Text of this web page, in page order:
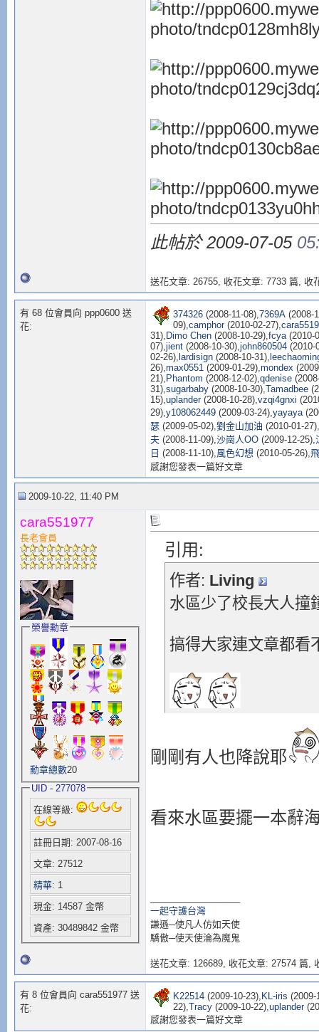
此帖於 2009-07-05
送花文章: 26755, 收花文章: 7733 篇, 收
有 68 位會員向 ppp0600 送
花:
374326(2008-11-08),7369A(2008-
09),camphor(2010-02-27),
31), Dimo Chen(2008-10-29),fcya(2010-
07),jient(2008-10-30),john860504(2010-
02-26), lardisign(2008-10-31),
26),max0551(2009-01-29),mondex
21), Phantom (2008-12-02),qdenise
31),sugarbaby(2008-10-30),Tamadbee
15),uplander(2008-10-28),vzqi4gnxi
29),y108062449(2009-03-24),yayaya
瑟(2009-05-02),劉金山加油 (2010-01-27),
夫(2008-11-09),沙崗人OO(2009-12-25),
日 (2008-11-10),風色幻想 (2010-05-26),
感謝您發表一篇好文章
2009-10-22, 11:40 PM
cara551977
長老會員
榮譽勳章
勳章總數20
UID - 277078
在線等級:
註冊日期: 2007-08-16
文章: 27512
精華: 1
現金: 14587 金幣
資產: 30489842 金幣
引用:
作者: Living
水區少了校長大人撞
搞得大家連文章都看
剛剛有人也降說耶
看來水區要擺一本辭
一起守護台灣
謙遜─使凡人仿如天使
驕傲─使天使淪為魔鬼
送花文章: 126689, 收花文章: 27574 篇,
有 8 位會員向 cara551977 送
花:
K22514(2009-10-23), KL-iris (2009-
22),Tracy(2009-10-22),uplander
感謝您發表一篇好文章